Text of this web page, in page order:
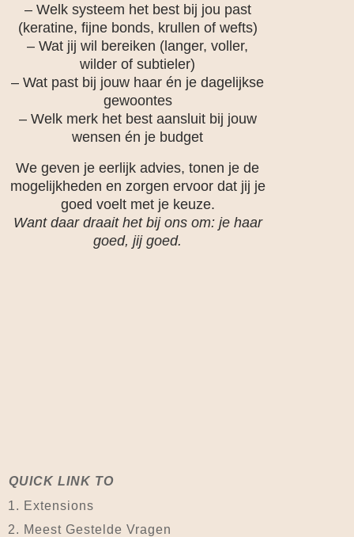
– Welk systeem het best bij jou past
(keratine, fijne bonds, krullen of wefts)
– Wat jij wil bereiken (langer, voller,
wilder of subtieler)
– Wat past bij jouw haar én je dagelijkse
gewoontes
– Welk merk het best aansluit bij jouw
wensen én je budget
We geven je eerlijk advies, tonen je de
mogelijkheden en zorgen ervoor dat jij je
goed voelt met je keuze.
Want daar draait het bij ons om: je haar
goed, jij goed.
QUICK LINK TO
1. Extensions
2. Meest Gestelde Vragen